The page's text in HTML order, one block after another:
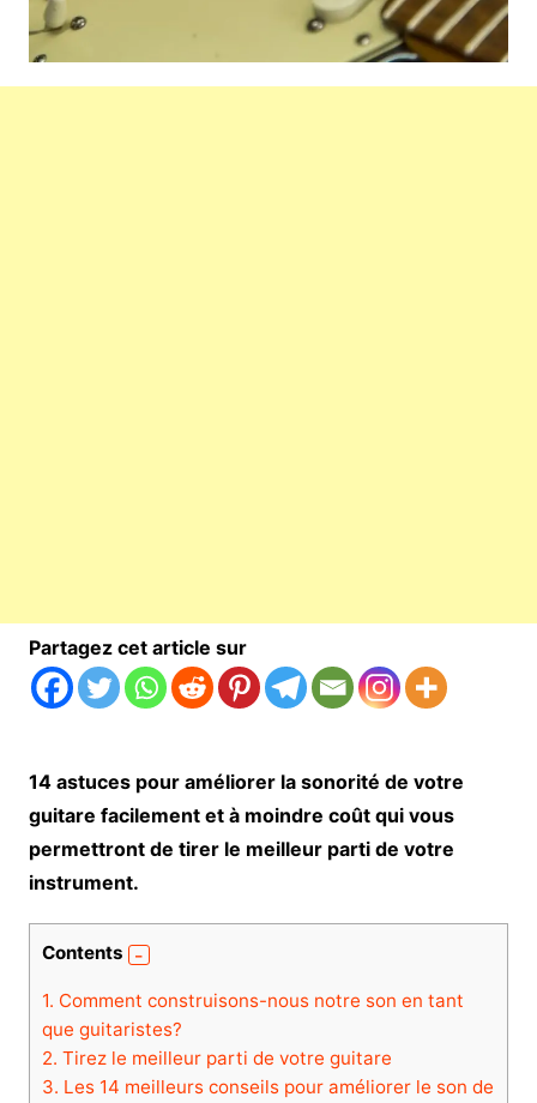
Partagez cet article sur
14 astuces pour améliorer la sonorité de votre
guitare facilement et à moindre coût qui vous
permettront de tirer le meilleur parti de votre
instrument.
Contents
1. Comment construisons-nous notre son en tant
que guitaristes?
2. Tirez le meilleur parti de votre guitare
3. Les 14 meilleurs conseils pour améliorer le son de